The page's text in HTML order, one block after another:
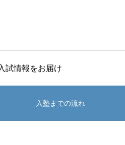
試情報をお届け
入塾までの流れ